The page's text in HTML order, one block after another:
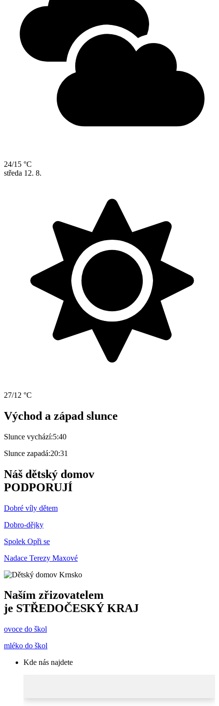
24/15 °C
středa 12. 8.
27/12 °C
Východ a západ slunce
Slunce vychází:5:40
Slunce zapadá:20:31
Náš dětský domov
PODPORUJÍ
Dobré víly dětem
Dobro-dějky
Spolek Opři se
Nadace Terezy Maxové
Naším zřizovatelem
je STŘEDOČESKÝ KRAJ
ovoce do škol
mléko do škol
Kde nás najdete